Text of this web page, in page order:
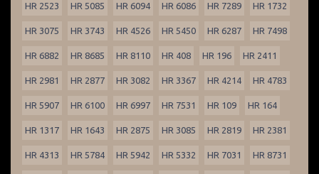
HR 2523 HR 5085 HR 6094 HR 6086 HR 7289 HR 1732
HR 3075 HR 3743 HR 4526 HR 5450 HR 6287 HR 7498
HR 6882 HR 8685 HR 8110 HR 408 HR 196 HR 2411
HR 2981 HR 2877 HR 3082 HR 3367 HR 4214 HR 4783
HR 5907 HR 6100 HR 6997 HR 7531 HR 109 HR 164
HR 1317 HR 1643 HR 2875 HR 3085 HR 2819 HR 2381
HR 4313 HR 5784 HR 5942 HR 5332 HR 7031 HR 8731